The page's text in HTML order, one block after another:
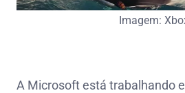
Imagem:
A Microsoft está trabalhando